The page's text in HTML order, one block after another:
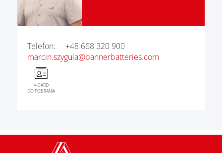
Telefon:
+48 668 320 900
marcin.szygula@bannerbatteries.com
V-CARD
DO POBRANIA